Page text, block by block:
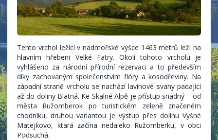
Tento vrchol ležící v nadmořské výšce 1463 metrů leží na
hlavním hřebeni Velké Fatry. Okolí tohoto vrcholu je
vyhlášeno za národní přírodní rezervaci a to především
díky zachovaným společenstvím flóry a kosodřeviny. Na
západní straně vrcholu se nachází lavinové svahy padající
až do doliny Blatná. Ke Skalné Alpě je přístup snadný – od
města Ružomberok po turistickém zeleně značeném
chodníku, druhou variantou je výstup přes dolinu Vyšné
Matejkovo, ktará začína nedaleko Ružomberku, v obci
Podsuchá.